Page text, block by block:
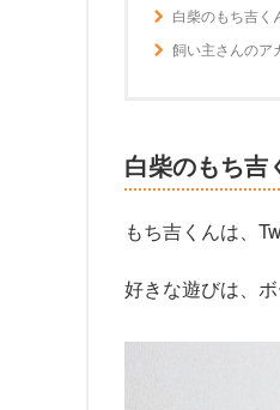
白柴のもち吉く
飼い主さんのア
白柴のもち吉
もち吉くんは、
好きな遊びは、ボ